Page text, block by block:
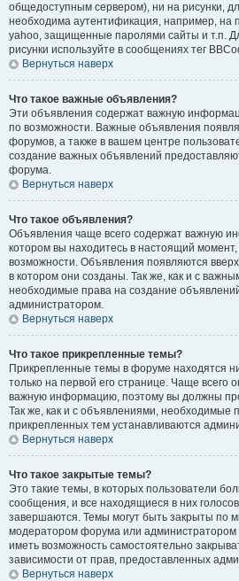
общедоступным сервером), ни на рисунки,
необходима аутентификация, например, на
yahoo, защищенные паролями сайты и т.п.
рисунки используйте в сообщениях тег
Вернуться наверх
Что такое важные объявления?
Эти объявления содержат важную
по возможности. Важные объявления
форумов, а также в вашем центре
создание важных объявлений
форума.
Вернуться наверх
Что такое объявления?
Объявления чаще всего содержат важную
котором вы находитесь в настоящий
возможности. Объявления появляются
в котором они созданы. Так же, как и с
необходимые права на создание
администратором.
Вернуться наверх
Что такое прикрепленные темы?
Прикрепленные темы в форуме находятся
только на первой его странице. Чаще всего
важную информацию, поэтому вы должны
Так же, как и с объявлениями, необходимые
прикрепленных тем устанавливаются
Вернуться наверх
Что такое закрытые темы?
Это такие темы, в которых пользователи
сообщения, и все находящиеся в них
завершаются. Темы могут быть закрыты по
модератором форума или
иметь возможность самостоятельно
зависимости от прав, предоставленных
Вернуться наверх